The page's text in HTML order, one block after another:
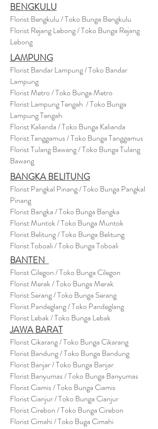
BENGKULU
Florist Bengkulu / Toko Bunga Bengkulu
Florist Rejang Lebong / Toko Bunga Rejang
Lebong
LAMPUNG
Florist Bandar Lampung / Toko Bandar
Lampung
Florist Metro / Toko Bunga Metro
Florist Lampung Tengah / Toko Bunga
Lampung Tengah
Florist Kalianda / Toko Bunga Kalianda
Florist Tanggamus / Toko Bunga Tanggamus
Florist Tulang Bawang / Toko Bunga Tulang
Bawang
BANGKA BELITUNG
Florist Pangkal Pinang / Toko Bunga Pangkal
Pinang
Florist Bangka / Toko Bunga Bangka
Florist Muntok / Toko Bunga Muntok
Florist Belitung / Toko Bunga Belitung
Florist Toboali / Toko Bunga Toboali
BANTEN
Florist Cilegon / Toko Bunga Cilegon
Florist Merak / Toko Bunga Merak
Florist Serang / Toko Bunga Serang
Florist Pandeglang / Toko Pandeglang
Florist Lebak / Toko Bunga Lebak
JAWA BARAT
Florist Cikarang/ Toko Bunga Cikarang
Florist Bandung / Toko Bunga Bandung
Florist Banjar / Toko Bunga Banjar
Florist Banyumas / Toko Bunga Banyumas
Florist Ciamis / Toko Bunga Ciamis
Florist Cianjur / Toko Bunga Cianjur
Florist Cirebon / Toko Bunga Cirebon
Florist Cimahi / Toko Buga Cimahi